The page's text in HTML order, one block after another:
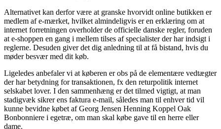
Alternativet kan derfor være at granske hvorvidt online butikken er
medlem af e-mærket, hvilket almindeligvis er en erklæring om at
internet forretningen overholder de officielle danske regler, foruden
at e-shoppen en gang i mellem tilses af specialister der har indsigt i
reglerne. Desuden giver det dig anledning til at få bistand, hvis du
møder besvær med dit køb.
Ligeledes anbefaler vi at køberen er obs på de elementære vedtægter
der har betydning for transaktionen, fx den returpolitik internet
selskabet lover. I den sammenhæng er det tilmed vigtigt, at man
stadigvæk sikrer ens faktura e-mail, således man til enhver tid vil
kunne bevidne købet af Georg Jensen Henning Koppel Oak
Bonbonniere i egetræ, om man skal købe gave til en herre eller
dame.